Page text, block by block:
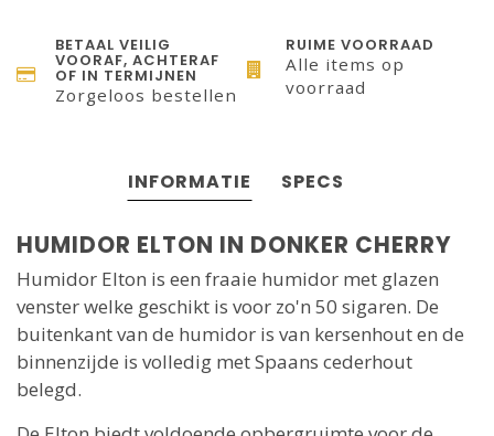
BETAAL VEILIG
VOORAF, ACHTERAF
OF IN TERMIJNEN
Zorgeloos bestellen
RUIME VOORRAAD
Alle items op
voorraad
INFORMATIE SPECS
HUMIDOR ELTON IN DONKER CHERRY
Humidor Elton is een fraaie humidor met glazen
venster welke geschikt is voor zo'n 50 sigaren. De
buitenkant van de humidor is van kersenhout en de
binnenzijde is volledig met Spaans cederhout
belegd.